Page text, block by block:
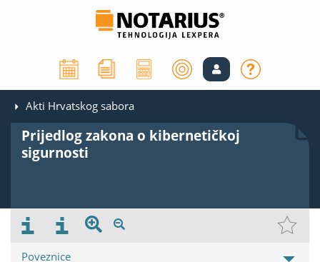
Akti Hrvatskog sabora
Prijedlog zakona o kibernetičkoj
sigurnosti
Poveznice